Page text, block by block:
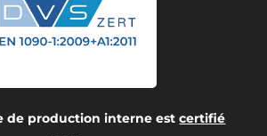
de production interne estcertifié